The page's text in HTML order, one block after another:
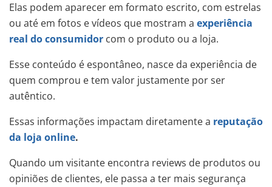
Elas podem aparecer em formato escrito, com estrelas
ou até em fotos e vídeos que mostram a experiência
real do consumidor com o produto ou a loja.
Esse conteúdo é espontâneo, nasce da experiência de
quem comprou e tem valor justamente por ser
autêntico.
Essas informações impactam diretamente a reputação
da loja online.
Quando um visitante encontra reviews de produtos ou
opiniões de clientes, ele passa a ter mais segurança